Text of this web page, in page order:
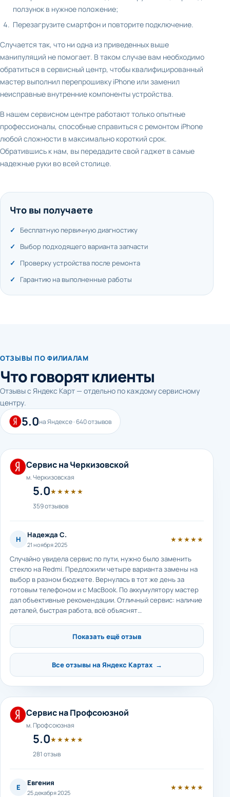
ползунок в нужное положение;
Перезагрузите смартфон и повторите подключение.
Случается так, что ни одна из приведенных выше
манипуляций не помогает. В таком случае вам необходимо
обратиться в сервисный центр, чтобы квалифицированный
мастер выполнил перепрошивку iPhone или заменил
неисправные внутренние компоненты устройства.
В нашем сервисном центре работают только опытные
профессионалы, способные справиться с ремонтом iPhone
любой сложности в максимально короткий срок.
Обратившись к нам, вы передадите свой гаджет в самые
надежные руки во всей столице.
Что вы получаете
Бесплатную первичную диагностику
Выбор подходящего варианта запчасти
Проверку устройства после ремонта
Гарантию на выполненные работы
ОТЗЫВЫ ПО ФИЛИАЛАМ
Что говорят клиенты
Отзывы с Яндекс Карт — отдельно по каждому сервисному
центру.
5.0на Яндексе · 640 отзывов
Сервис на Черкизовской
м. Черкизовская
5.0★★★★★
359 отзывов
Н Надежда С.
21 ноября 2025
★★★★★
Случайно увидела сервис по пути, нужно было заменить
стекло на Redmi. Предложили четыре варианта замены на
выбор в разном бюджете. Вернулась в тот же день за
готовым телефоном и с MacBook. По аккумулятору мастер
дал объективные рекомендации. Отличный сервис: наличие
деталей, быстрая работа, всё объяснят…
Показать ещё отзыв
Все отзывы на Яндекс Картах →
Сервис на Профсоюзной
м. Профсоюзная
5.0★★★★★
281 отзыв
Е Евгения
25 декабря 2025
★★★★★